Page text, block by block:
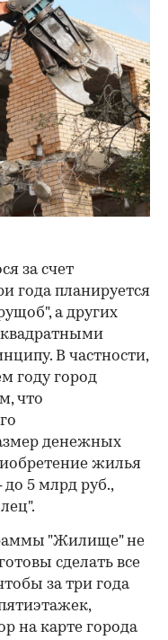
за счет
года планируется
а других
В частности,
году город
что
денежных
жилья
до 5 млрд руб.,
"Жилище" не
сделать все
за три года
на карте города